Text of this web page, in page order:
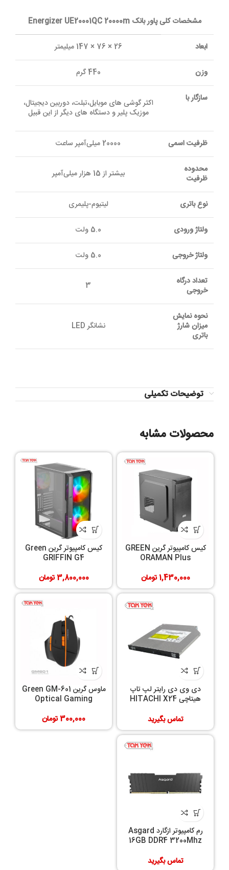
مشخصات کلی پاور بانک Energizer UE20001QC 20000m
ابعاد 26 × 76 × 147 میلیمتر
وزن 440 گرم
سازگار با اکثر گوشی های موبایل،تبلت، دوربین دیجیتال،
موزیک پلیر و دستگاه های دیگر از این قبیل
ظرفیت اسمی 20000 میلی‌آمپر ساعت
محدوده
ظرفیت بیشتر از 15 هزار میلی‌آمپر‌
نوع باتری لیتیوم-پلیمری
ولتاژ ورودی 5.0 ولت
ولتاژ خروجی 5.0 ولت
تعداد درگاه
خروجی 3
نحوه نمایش
میزان شارژ
باتری
نشانگر LED
توضیحات تکمیلی
محصولات مشابه
کیس کامپیوتر گرین GREEN
ORAMAN Plus
1,430,000تومان
کیس کامپیوتر گرین Green
GRIFFIN G4
3,800,000تومان
دی وی دی رایتر لپ تاپ
هیتاچی HITACHI X24
تماس بگیرید
ماوس گرین Green GM-601
Optical Gaming
300,000تومان
رم کامپیوتر ازگارد Asgard
16GB DDR4 3200Mhz
تماس بگیرید